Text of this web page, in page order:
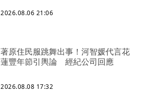
2026.08.06 21:06
著原住民服跳舞出事！河智媛代言花
蓮豐年節引輿論 經紀公司回應
2026.08.08 17:32